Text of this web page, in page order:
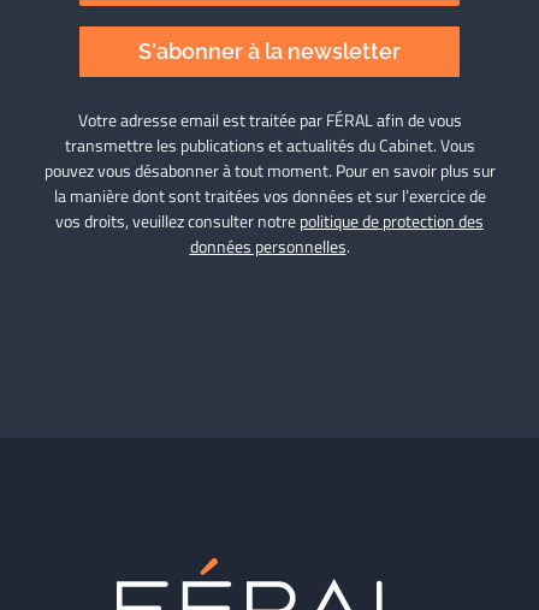
S'abonner à la newsletter
Votre adresse email est traitée par FÉRAL afin de vous
transmettre les publications et actualités du Cabinet. Vous
pouvez vous désabonner à tout moment. Pour en savoir plus sur
la manière dont sont traitées vos données et sur l’exercice de
vos droits, veuillez consulter notrepolitique de protection des
données personnelles.